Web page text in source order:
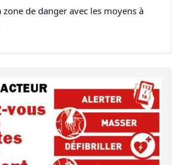
de danger avec les moyens à